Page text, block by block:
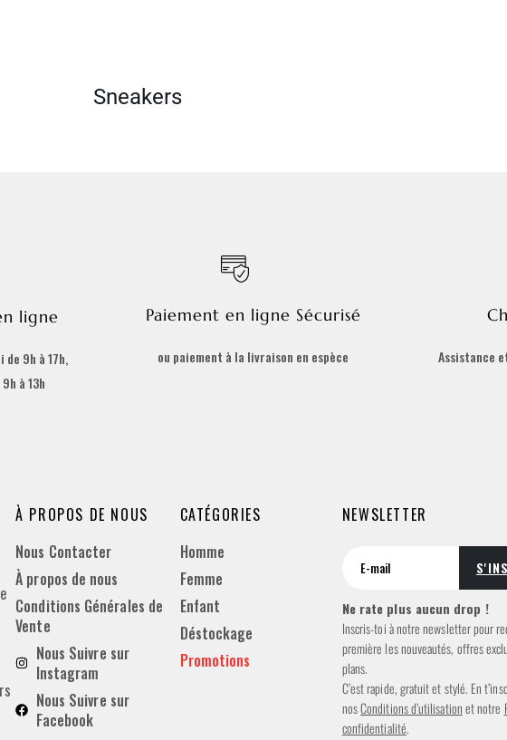
Sneakers
ligne
de 9h à 17h,
à 13h
Paiement en ligne Sécurisé
ou paiement à la livraison en espèce Assistance
À PROPOS DE NOUS
Nous Contacter
À propos de nous
Conditions Générales de
Vente
Nous Suivre sur
Instagram
Nous Suivre sur
Facebook
CATÉGORIES
Homme
Femme
Enfant
Déstockage
Promotions
NEWSLETTER
Ne rate plus aucun drop !
Inscris-toi à notre newsletter pour
première les nouveautés, offres
plans.
C’est rapide, gratuit et stylé. En
nosConditions d’utilisationet notre
confidentialité.